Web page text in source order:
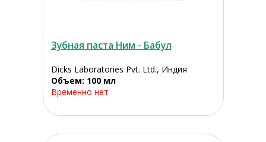
Зубная паста Ним - Бабул
Dicks Laboratories Pvt. Ltd., Индия
Объем: 100 мл
Временно нет